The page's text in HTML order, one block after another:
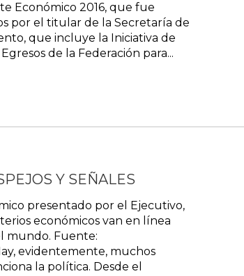
Económico 2016, que fue
por el titular de la Secretaría de
que incluye la Iniciativa de
de la Federación para...
Y SEÑALES
presentado por el Ejecutivo,
económicos van en línea
mundo. Fuente:
evidentemente, muchos
la política. Desde el